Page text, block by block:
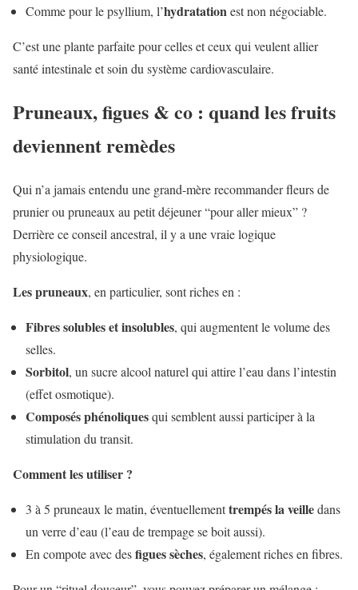
Comme pour le psyllium, l’hydratation est non négociable.
C’est une plante parfaite pour celles et ceux qui veulent allier
santé intestinale et soin du système cardiovasculaire.
Pruneaux, figues & co : quand les fruits
deviennent remèdes
Qui n’a jamais entendu une grand-mère recommander fleurs de
prunier ou pruneaux au petit déjeuner “pour aller mieux” ?
Derrière ce conseil ancestral, il y a une vraie logique
physiologique.
Les pruneaux, en particulier, sont riches en :
Fibres solubles et insolubles, qui augmentent le volume des
selles.
Sorbitol, un sucre alcool naturel qui attire l’eau dans l’intestin
(effet osmotique).
Composés phénoliquesqui semblent aussi participer à la
stimulation du transit.
Comment les utiliser ?
3 à 5 pruneaux le matin, éventuellementtrempés la veilledans
un verre d’eau (l’eau de trempage se boit aussi).
En compote avec desfigues sèches, également riches en fibres.